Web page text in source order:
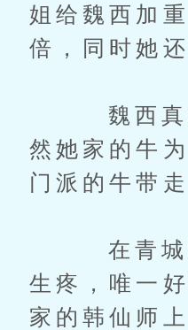
姐给魏西加
倍，同时她
魏西真的
然她家的牛
门派的牛带
在青城派
生疼，唯一
家的韩仙师